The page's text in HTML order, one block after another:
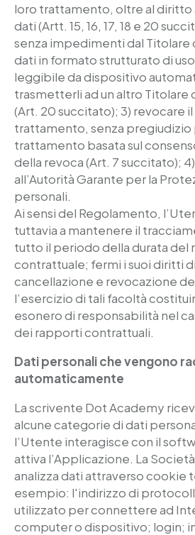
loro trattamento, oltre al diritto
dati (Artt. 15, 16, 17, 18 e 20
senza impedimenti dal
dati in formato strutturato di
leggibile da dispositivo
trasmetterli ad un altro
(Art. 20 succitato); 3) revocare
trattamento, senza pregiudizio
trattamento basata sul
della revoca (Art. 7 succitato);
all’Autorità Garante per la
personali.
Ai sensi del Regolamento,
tuttavia a mantenere il
tutto il periodo della durata del
contrattuale; fermi i suoi diritti
cancellazione e revocazione
l’esercizio di tali facoltà
esonero di responsabilità nel
dei rapporti contrattuali.
Dati personali che vengono
automaticamente
La scrivente Dot Academy
alcune categorie di dati
l’Utente interagisce con il
attiva l’Applicazione. La
analizza dati attraverso cookie
esempio: l'indirizzo di
utilizzato per connettere ad
computer o dispositivo; login;